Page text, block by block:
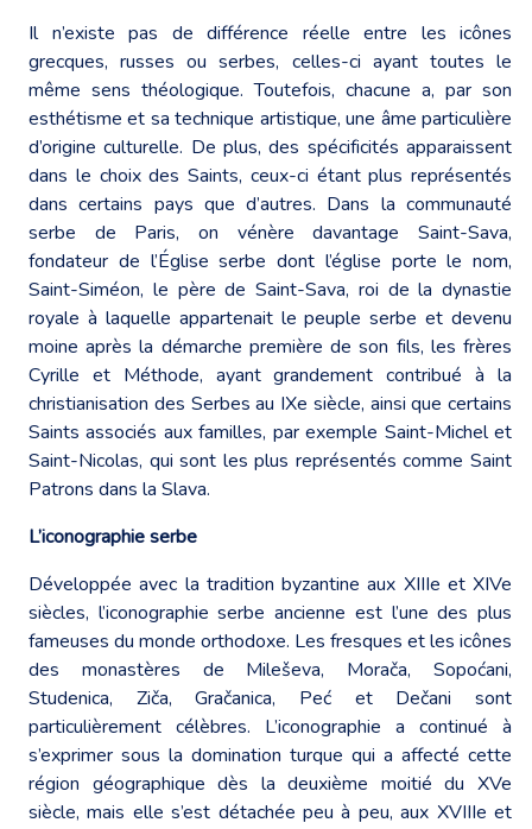
Il n’existe pas de différence réelle entre les icônes
grecques, russes ou serbes, celles-ci ayant toutes le
même sens théologique. Toutefois, chacune a, par son
esthétisme et sa technique artistique, une âme particulière
d’origine culturelle. De plus, des spécificités apparaissent
dans le choix des Saints, ceux-ci étant plus représentés
dans certains pays que d’autres. Dans la communauté
serbe de Paris, on vénère davantage Saint-Sava,
fondateur de l’Église serbe dont l’église porte le nom,
Saint-Siméon, le père de Saint-Sava, roi de la dynastie
royale à laquelle appartenait le peuple serbe et devenu
moine après la démarche première de son fils, les frères
Cyrille et Méthode, ayant grandement contribué à la
christianisation des Serbes au IXe siècle, ainsi que certains
Saints associés aux familles, par exemple Saint-Michel et
Saint-Nicolas, qui sont les plus représentés comme Saint
Patrons dans la Slava.
L’iconographie serbe
Développée avec la tradition byzantine aux XIIIe et XIVe
siècles, l’iconographie serbe ancienne est l’une des plus
fameuses du monde orthodoxe. Les fresques et les icônes
des monastères de Mileševa, Morača, Sopoćani,
Studenica, Ziča, Gračanica, Peć et Dečani sont
particulièrement célèbres. L’iconographie a continué à
s’exprimer sous la domination turque qui a affecté cette
région géographique dès la deuxième moitié du XVe
siècle, mais elle s’est détachée peu à peu, aux XVIIIe et